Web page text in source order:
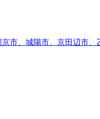
市、城陽市、京田辺市